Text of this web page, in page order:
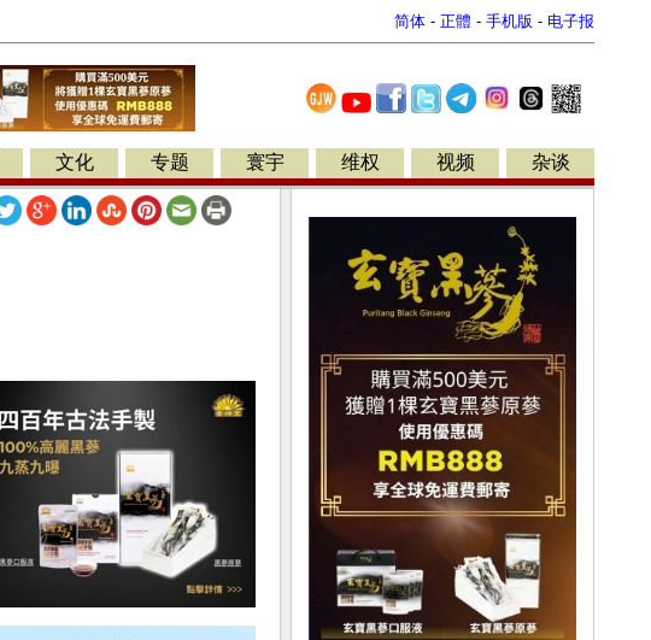
简体 - 正體 - 手机版 - 电子报
文化 专题 寰宇 维权 视频 杂谈